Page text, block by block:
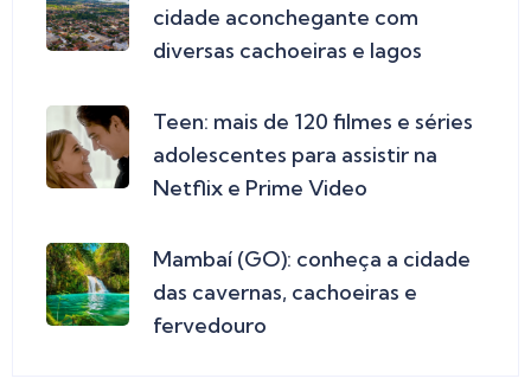
cidade aconchegante com
diversas cachoeiras e lagos
Teen: mais de 120 filmes e séries
adolescentes para assistir na
Netflix e Prime Video
Mambaí (GO): conheça a cidade
das cavernas, cachoeiras e
fervedouro